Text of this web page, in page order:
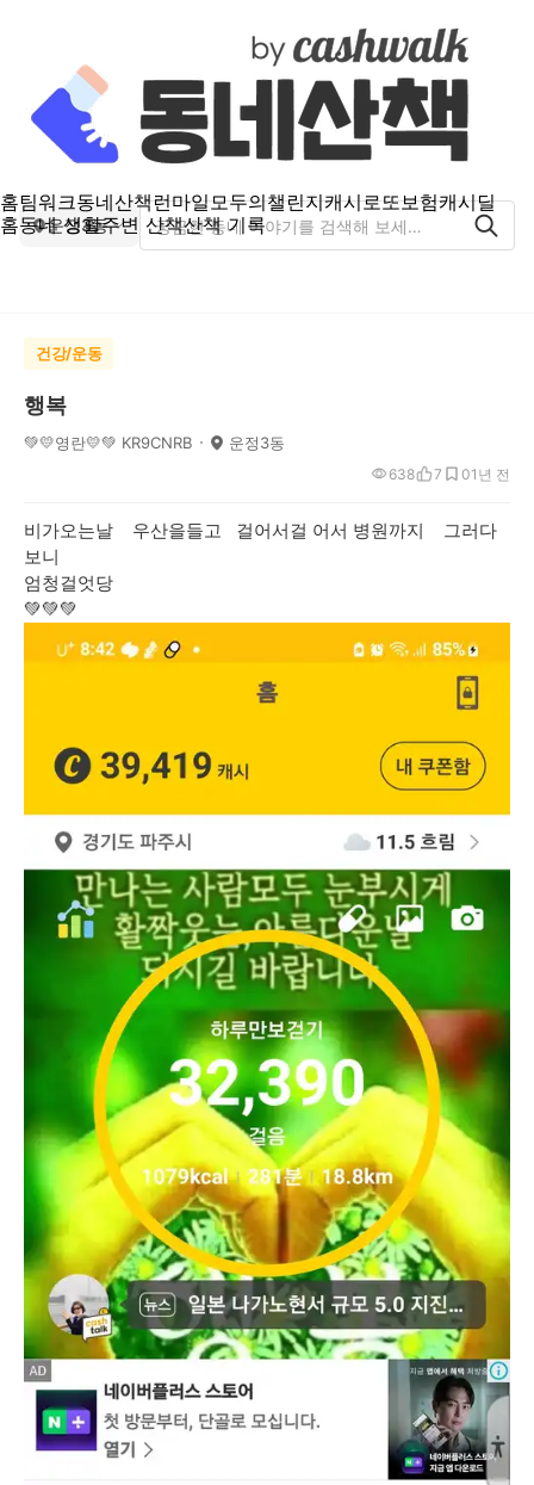
홈팀워크동네산책런마일모두의챌린지캐시로또보험캐시딜
홈동네 생활주변 산책산책 기록
운정3동
건강/운동
행복
💚💛영란💛💚 KR9CNRB 운정3동
1년 전
638 7 0
비가오는날 우산을들고 걸어서걸 어서 병원까지 그러다
보니
엄청걸엇당
💚💚💚